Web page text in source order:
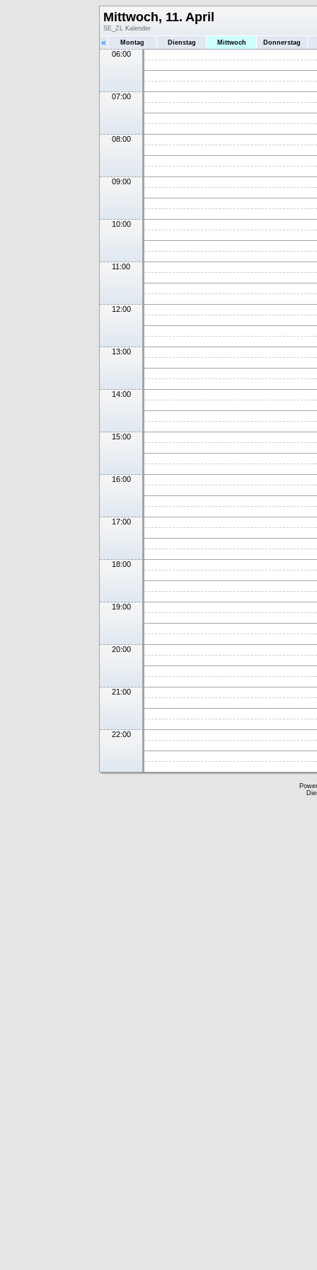
Mittwoch, 11. April
SE_ZL Kalender
« Montag Dienstag Mittwoch Donnerstag
06:00
07:00
08:00
09:00
10:00
11:00
12:00
13:00
14:00
15:00
16:00
17:00
18:00
19:00
20:00
21:00
22:00